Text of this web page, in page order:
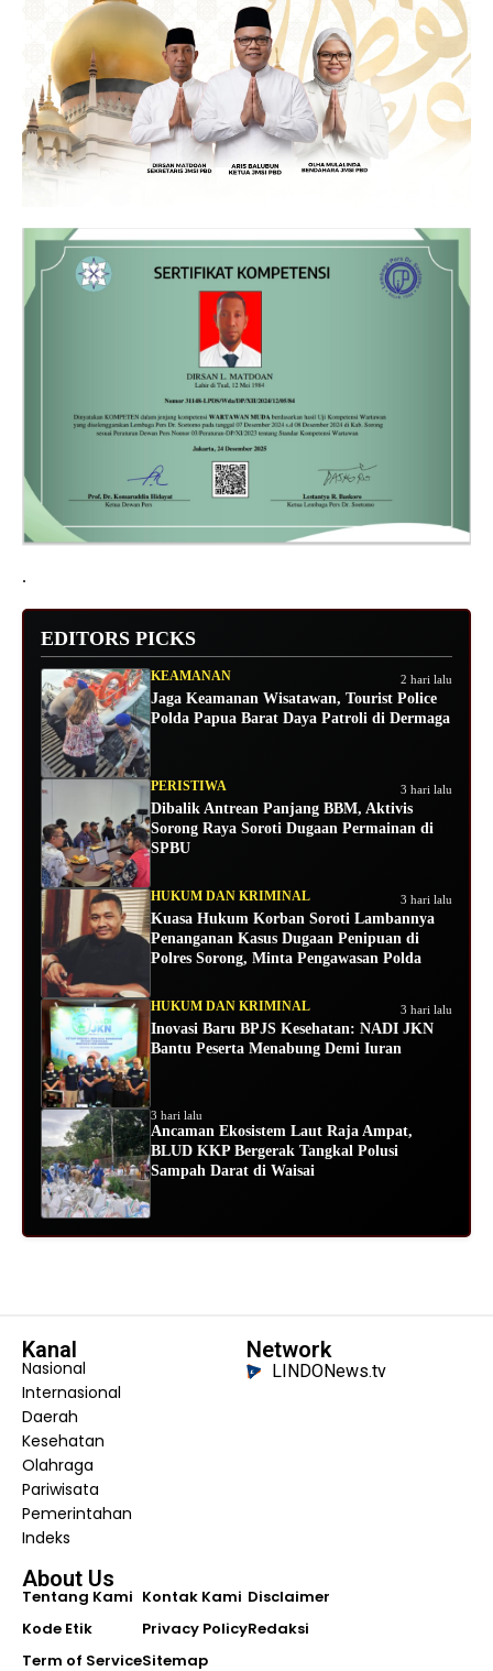
.
EDITORS PICKS
KEAMANAN 2 hari lalu
Jaga Keamanan Wisatawan, Tourist Police
Polda Papua Barat Daya Patroli di Dermaga
PERISTIWA 3 hari lalu
Dibalik Antrean Panjang BBM, Aktivis
Sorong Raya Soroti Dugaan Permainan di
SPBU
HUKUM DAN KRIMINAL 3 hari lalu
Kuasa Hukum Korban Soroti Lambannya
Penanganan Kasus Dugaan Penipuan di
Polres Sorong, Minta Pengawasan Polda
HUKUM DAN KRIMINAL 3 hari lalu
Inovasi Baru BPJS Kesehatan: NADI JKN
Bantu Peserta Menabung Demi Iuran
3 hari lalu
Ancaman Ekosistem Laut Raja Ampat,
BLUD KKP Bergerak Tangkal Polusi
Sampah Darat di Waisai
Kanal
Nasional
Internasional
Daerah
Kesehatan
Olahraga
Pariwisata
Pemerintahan
Indeks
Network
LINDONews.tv
About Us
Tentang Kami
Kode Etik
Term of Service
Kontak Kami
Privacy Policy
Sitemap
Disclaimer
Redaksi